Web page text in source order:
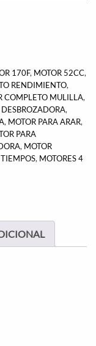
170F, MOTOR 52CC,
RENDIMIENTO,
COMPLETO MULILLA,
,
, MOTOR PARA ARAR,
PARA
, MOTOR
, MOTORES 4